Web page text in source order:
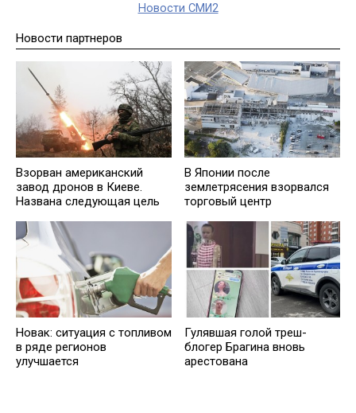
Новости СМИ2
Новости партнеров
Взорван американский
завод дронов в Киеве.
Названа следующая цель
В Японии после
землетрясения взорвался
торговый центр
Новак: ситуация с топливом
в ряде регионов
улучшается
Гулявшая голой треш-
блогер Брагина вновь
арестована